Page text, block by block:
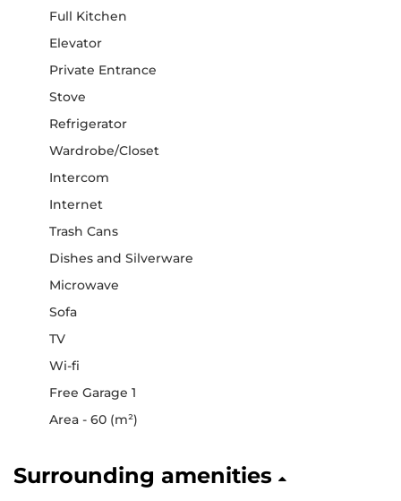
Full Kitchen
Elevator
Private Entrance
Stove
Refrigerator
Wardrobe/Closet
Intercom
Internet
Trash Cans
Dishes and Silverware
Microwave
Sofa
TV
Wi-fi
Free Garage 1
Area - 60 (m²)
Surrounding amenities